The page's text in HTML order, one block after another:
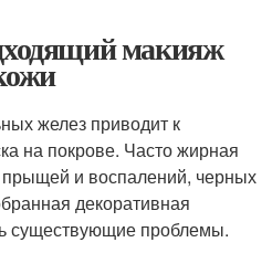
макияж
желез приводит к
на покрове. Часто жирная
и воспалений, черных
декоративная
существующие проблемы.